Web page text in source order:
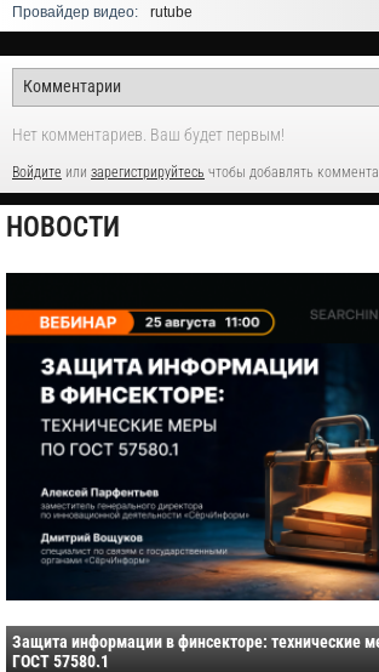
Провайдер видео:
rutube
Нет комментариев. Ваш будет первым!
Войдите или зарегистрируйтесь чтобы добавлять
НОВОСТИ
Защита информации в финсекторе: технические
ГОСТ 57580.1